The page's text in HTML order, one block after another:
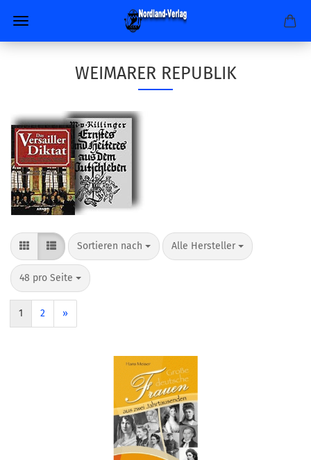
WEIMARER REPUBLIK
Sortieren nach
Sortieren nach Alle Hersteller
pro Seite
48 pro Seite
pro Seite
1 2 »